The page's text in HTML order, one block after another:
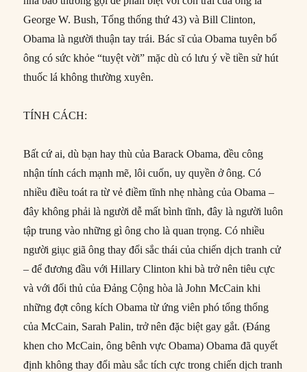
George W. Bush, Tổng thống thứ 43) và Bill Clinton,
Obama là người thuận tay trái. Bác sĩ của Obama tuyên bố
ông có sức khỏe “tuyệt vời” mặc dù có lưu ý về tiền sử hút
thuốc lá không thường xuyên.
TÍNH CÁCH:
Bất cứ ai, dù bạn hay thù của Barack Obama, đều công
nhận tính cách mạnh mẽ, lôi cuốn, uy quyền ở ông. Có
nhiều điều toát ra từ vẻ điềm tĩnh nhẹ nhàng của Obama –
đây không phải là người dễ mất bình tĩnh, đây là người luôn
tập trung vào những gì ông cho là quan trọng. Có nhiều
người giục giã ông thay đổi sắc thái của chiến dịch tranh cử
– để đương đầu với Hillary Clinton khi bà trở nên tiêu cực
và với đối thủ của Đảng Cộng hòa là John McCain khi
những đợt công kích Obama từ ứng viên phó tổng thổng
của McCain, Sarah Palin, trở nên đặc biệt gay gắt. (Đáng
khen cho McCain, ông bênh vực Obama) Obama đã quyết
định không thay đổi màu sắc tích cực trong chiến dịch tranh